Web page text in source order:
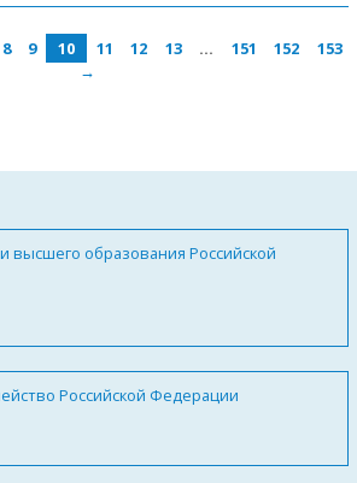
8 9 10 11 12 13 … 151 152
153
→
высшего образования Российской
Российской Федерации